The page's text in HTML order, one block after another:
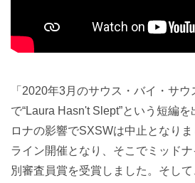
「2020年3月のサウス・バイ・サウ
で“Laura Hasn't Slept”という短編
ロナの影響でSXSWは中止となり
ライン開催となり、そこでミッド
別審査員賞を受賞しました。そし